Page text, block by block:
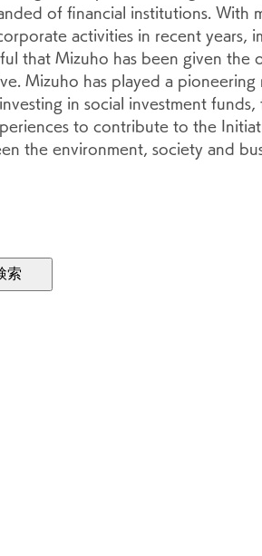
of financial institutions. With
activities in recent years,
that Mizuho has been given
Mizuho has played a pioneering
in social investment
to contribute to the
the environment, society and